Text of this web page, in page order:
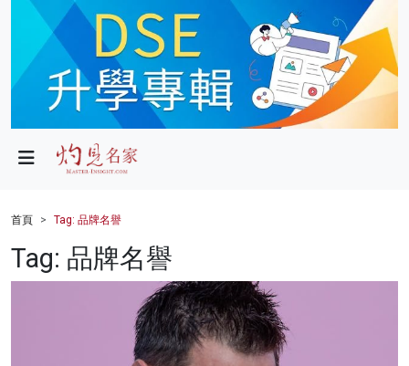
政局
財經
健康
首頁 Tag: 品牌名譽
Tag: 品牌名譽